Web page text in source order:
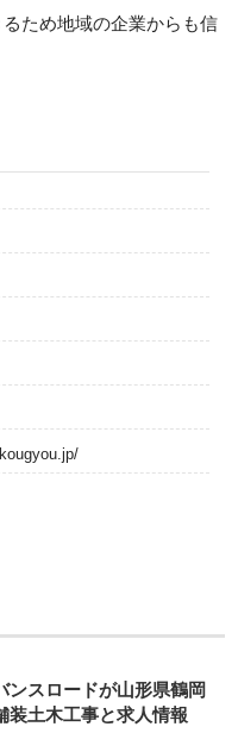
ため地域の企業からも信
ンスロードが山形県鶴岡
装土木工事と求人情報